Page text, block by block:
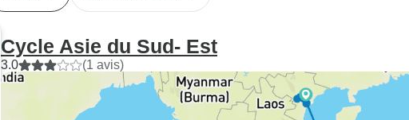
Cycle Asie du Sud- Est
3.0 (1 avis)